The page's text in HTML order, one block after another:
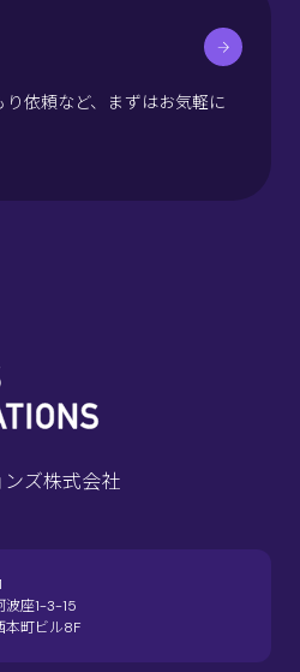
依頼など、まずはお気軽に
ズ株式会社
波座1-3-15
本町ビル8F